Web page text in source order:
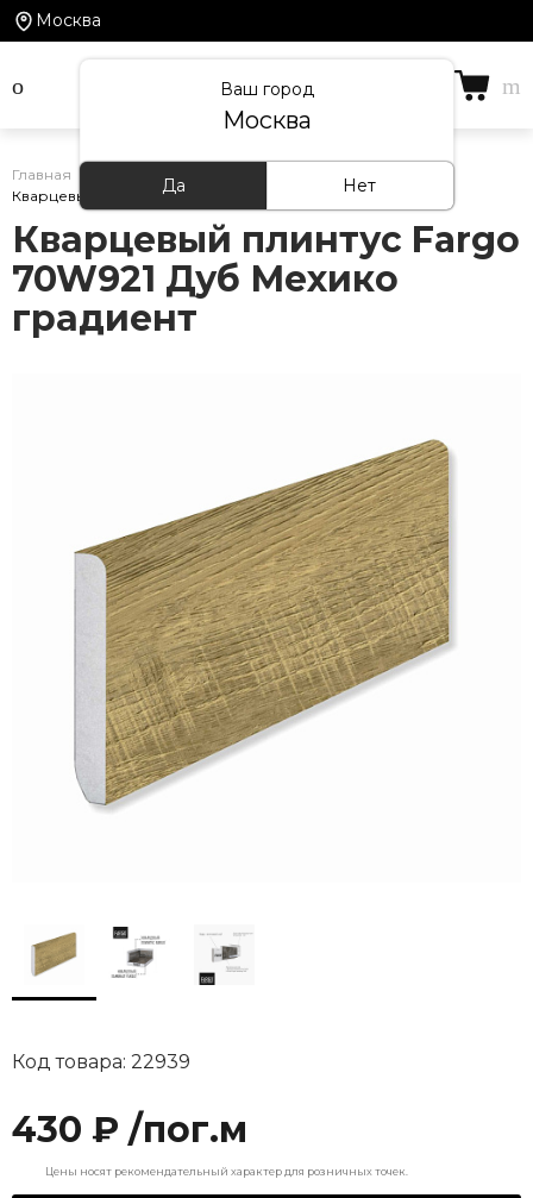
Москва
Ваш город
Москва
Да Нет
Главная Каталог товаров Кварцевый плинтус
Кварцевый плинтус Fargo 70W921 Дуб Мехико градиент
Кварцевый плинтус Fargo
70W921 Дуб Мехико
градиент
Код товара: 22939
430 ₽ /пог.м
Цены носят рекомендательный характер для розничных точек.